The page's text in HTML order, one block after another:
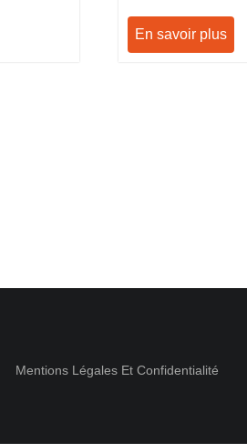
En savoir plus
Mentions Légales Et Confidentialité